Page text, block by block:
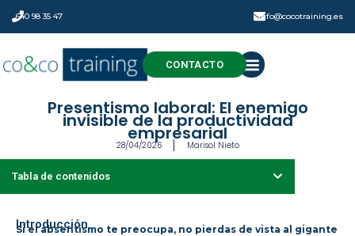
640 98 35 47 info@cocotraining.es
CONTACTO
Presentismo laboral: El enemigo
invisible de la productividad
empresarial
28/04/2026 Marisol Nieto
Tabla de contenidos
Introducción
Si el absentismo te preocupa, no pierdas de vista al gigante